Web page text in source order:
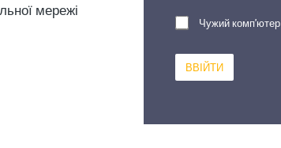
мережі
Чужий комп'ютер